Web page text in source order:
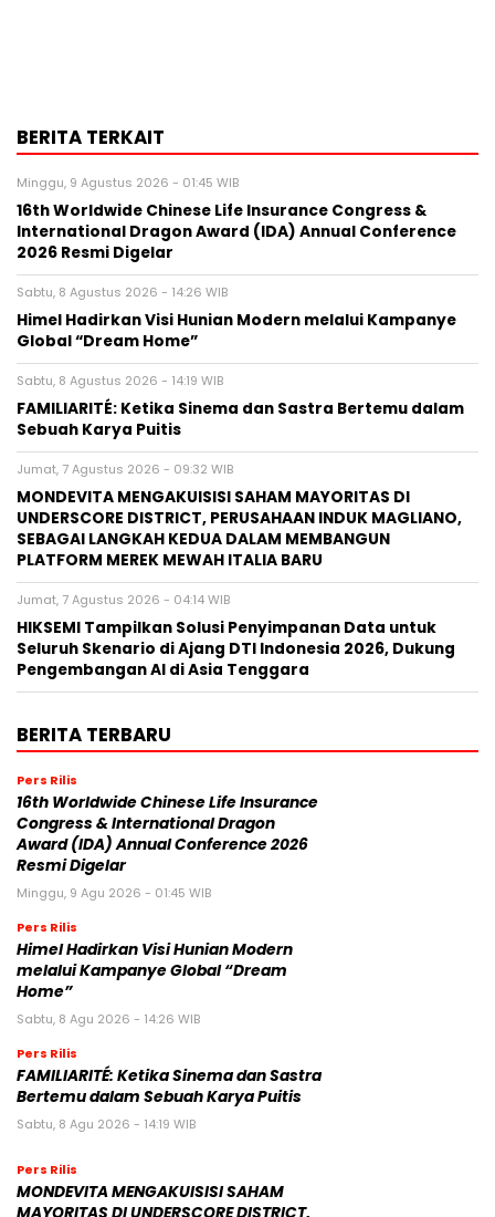
BERITA TERKAIT
Minggu, 9 Agustus 2026 - 01:45 WIB
16th Worldwide Chinese Life Insurance Congress &
International Dragon Award (IDA) Annual Conference
2026 Resmi Digelar
Sabtu, 8 Agustus 2026 - 14:26 WIB
Himel Hadirkan Visi Hunian Modern melalui Kampanye
Global “Dream Home”
Sabtu, 8 Agustus 2026 - 14:19 WIB
FAMILIARITÉ: Ketika Sinema dan Sastra Bertemu dalam
Sebuah Karya Puitis
Jumat, 7 Agustus 2026 - 09:32 WIB
MONDEVITA MENGAKUISISI SAHAM MAYORITAS DI
UNDERSCORE DISTRICT, PERUSAHAAN INDUK MAGLIANO,
SEBAGAI LANGKAH KEDUA DALAM MEMBANGUN
PLATFORM MEREK MEWAH ITALIA BARU
Jumat, 7 Agustus 2026 - 04:14 WIB
HIKSEMI Tampilkan Solusi Penyimpanan Data untuk
Seluruh Skenario di Ajang DTI Indonesia 2026, Dukung
Pengembangan AI di Asia Tenggara
BERITA TERBARU
Pers Rilis
16th Worldwide Chinese Life Insurance
Congress & International Dragon
Award (IDA) Annual Conference 2026
Resmi Digelar
Minggu, 9 Agu 2026 - 01:45 WIB
Pers Rilis
Himel Hadirkan Visi Hunian Modern
melalui Kampanye Global “Dream
Home”
Sabtu, 8 Agu 2026 - 14:26 WIB
Pers Rilis
FAMILIARITÉ: Ketika Sinema dan Sastra
Bertemu dalam Sebuah Karya Puitis
Sabtu, 8 Agu 2026 - 14:19 WIB
Pers Rilis
MONDEVITA MENGAKUISISI SAHAM